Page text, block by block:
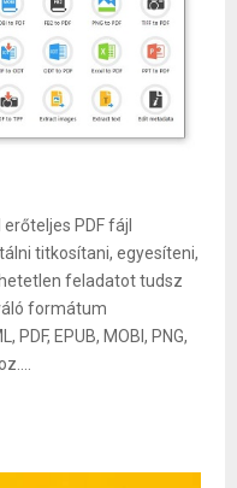
PDF fájl
titkosítani, egyesíteni,
feladatot tudsz
formátum
EPUB, MOBI, PNG,